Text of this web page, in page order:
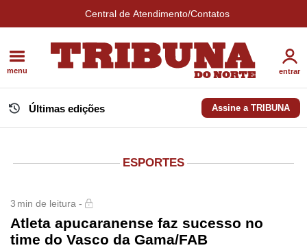
Central de Atendimento/Contatos
menu entrar
Últimas edições Assine a TRIBUNA
ESPORTES
3 min de leitura -
Atleta apucaranense faz sucesso no
time do Vasco da Gama/FAB